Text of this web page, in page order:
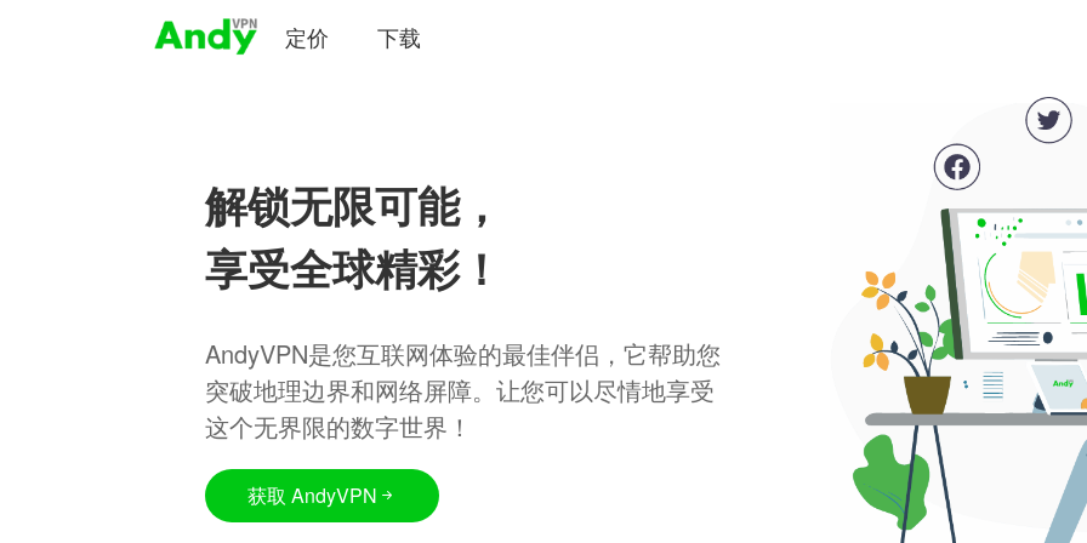
定价 下载
解锁无限可能，
享受全球精彩！
AndyVPN是您互联网体验的最佳伴侣，它帮助您
突破地理边界和网络屏障。让您可以尽情地享受
这个无界限的数字世界！
获取 AndyVPN